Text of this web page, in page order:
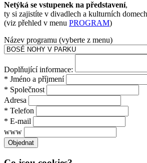
Netýká se vstupenek na představení,
ty si zajistíte v divadlech a kulturních domech
(viz přehled v menu PROGRAM)
Název programu (vyberte z menu)
Doplňující informace:
* Jméno a příjmení
* Společnost
Adresa
* Telefon
* E-mail
www